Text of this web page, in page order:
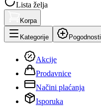
Lista želja
Korpa
Kategorije Pogodnosti
Akcije
Prodavnice
Načini plaćanja
Isporuka